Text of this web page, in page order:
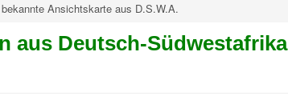
Ansichtskarte aus D.S.W.A.
aus Deutsch-Südwestafrika